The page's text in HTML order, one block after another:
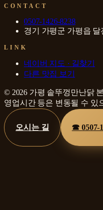
CONTACT
0507-1426-8238
경기 가평군 가평읍
LINK
네이버 지도 · 길찾기
다른 맛집 보기
© 2026 가평 솥뚜껑만난닭
영업시간 등은 변동될 수 있
오시는 길 ☎0507-